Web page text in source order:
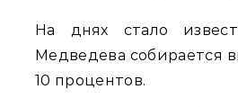
На днях стало
Медведева собирается
10 процентов.